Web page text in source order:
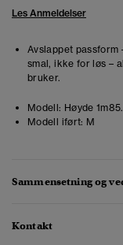
Les Anmeldelser
Avslappet
smal, ikke for løs –
bruker.
Modell: Høyde
Modell iført: M
Sammensetning og
Kontakt